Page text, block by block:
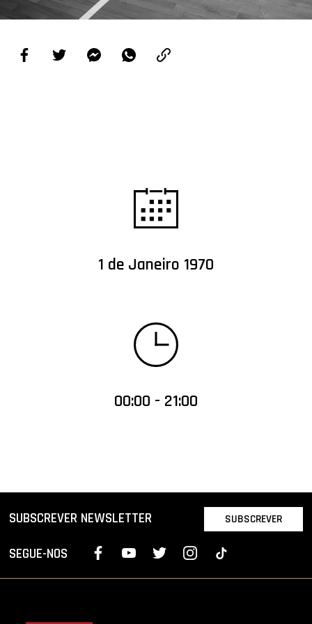
PROJETOS
LIGA BETCLIC MASCULINA
1 de Janeiro 1970
00:00 - 21:00
SUBSCREVER NEWSLETTER SUBSCREVER
SEGUE-NOS